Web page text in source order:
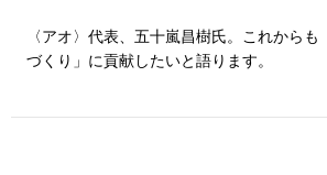
ア
〈アオ〉代表、五十嵐昌樹氏。これから
づくり」に貢献したいと語ります。